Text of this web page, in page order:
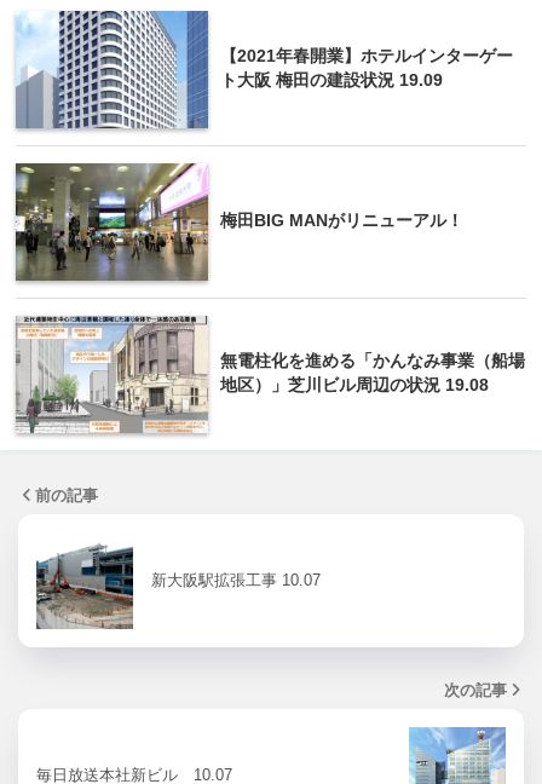
【2021年春開業】ホテルインターゲー
ト大阪 梅田の建設状況 19.09
梅田BIG MANがリニューアル！
無電柱化を進める「かんなみ事業（船場
地区）」芝川ビル周辺の状況 19.08
前の記事
新大阪駅拡張工事 10.07
次の記事
毎日放送本社新ビル 10.07